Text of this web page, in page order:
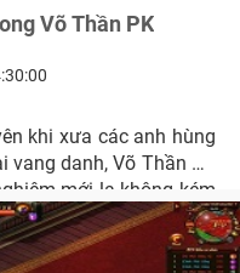
Võ Thần PK
khi xưa các anh hùng
danh, Võ Thần PK
mới lạ không kém
Việt trong dịp cuối